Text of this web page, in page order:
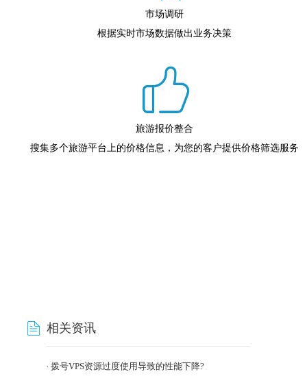
市场调研
根据实时市场数据做出业务决策
旅游报价整合
搜集多个旅游平台上的价格信息，为您的客户提供价格筛选服务
相关资讯
拨号VPS资源过度使用导致的性能下降?